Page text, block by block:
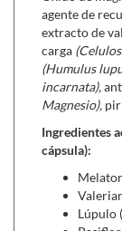
más
para el
relajación
constante
potente,
fármacos
es adictiva
agente de
extracto de
carga
(Humulus
incarnata),
Magnesio),
Ingredientes
cápsula):
Lúpulo